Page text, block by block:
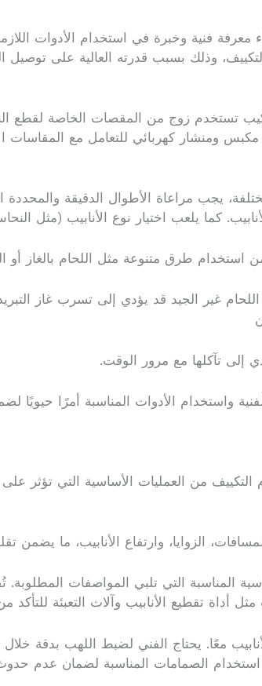
فنية وخبرة في استخدام الأدوات
وذلك بسبب قدرته العالية على توصيل
تستخدم زوج من المقصات الخاصة لقطع
ومنشار كهربائي للتعامل مع المقاسات
يجب مراعاة الأطوال الدقيقة
كما يلعب اختيار نوع الأنابيب (مثل
استخدام طرق متنوعة مثل اللحام بالغاز أو
غير الجيد قد يؤدي إلى تسرب غاز
إلى تآكلها مع مرور الوقت.
الفنية واستخدام الأدوات المناسبة أمرًا
من العمليات الأساسية التي تؤثر
الزوايا، وارتفاع الأنابيب، ما
المناسبة التي تلبي المواصفات
أداة تقطيع الأنابيب وآلات التعبئة للتأكد
معًا. يحتاج الفني لضبط اللهب بدقة
استخدام الصمامات المناسبة لضمان عدم